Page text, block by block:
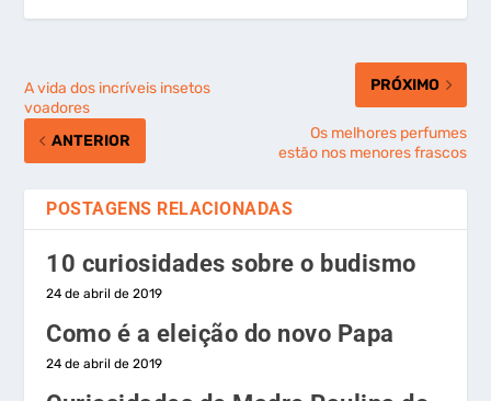
A vida dos incríveis insetos
voadores
ANTERIOR
PRÓXIMO
Os melhores perfumes
estão nos menores frascos
POSTAGENS RELACIONADAS
10 curiosidades sobre o budismo
24 de abril de 2019
Como é a eleição do novo Papa
24 de abril de 2019